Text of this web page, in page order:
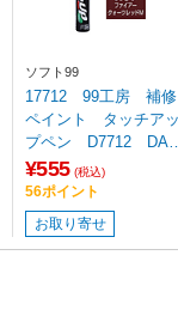
ソフト99
17712 99工房 補修
ペイント タッチア
プペン D7712
ATSU（ダイハツ）
67 ファイアークォ
ツレッドM 自動車塗
装の補修用 内容量
12ml
¥555 (税込)
56ポイント
お取り寄せ